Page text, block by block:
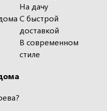
На дачу
С быстрой
доставкой
В современном
стиле